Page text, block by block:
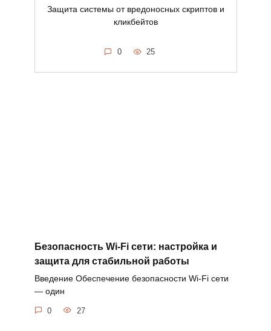
Защита системы от вредоносных скриптов и
кликбейтов
0 25
Безопасность Wi-Fi сети: настройка и
защита для стабильной работы
Введение Обеспечение безопасности Wi-Fi сети
— один
0 27